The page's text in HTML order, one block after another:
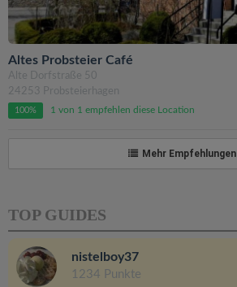
Altes Probsteier Café
Alte Dorfstraße 50
24253 Probsteierhagen
100% 1 von 1 empfehlen diese Location
Mehr Empfehlungen
TOP GUIDES
nistelboy37
1234 Punkte